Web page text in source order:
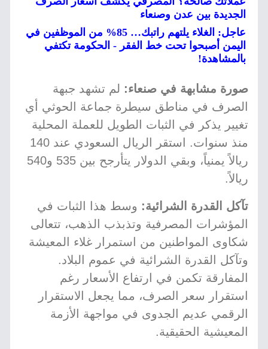
الجديدة بين عدن وصنعاء
عاجل: الغلاء يلتهم راتبك… 85% من الموظفين في
اليمن أصبحوا تحت خط الفقر - الحكومة تكتفي
بالمشاهدة!
صورة مشابهة في صنعاء: لم تشهد جبهة
الصرف في مناطق سيطرة جماعة الحوثي أي
تغيير يذكر في الثبات الطويل للعملة المحلية
منذ سنوات. استقر الريال السعودي عند 140
ريالاً يمنياً، وبقي الدولار يتأرجح بين 535 و540
ريالاً.
تآكل القدرة الشرائية: وسط هذا الثبات في
المؤشرات المصرفية وتذبذب الذهب، تتعالى
شكاوى المواطنين من استمرار غلاء المعيشة
وتآكل القدرة الشرائية في عموم البلاد.
المفارقة تكمن في ارتفاع الأسعار رغم
استقرار سعر الصرف، مما يجعل الاستقرار
الرقمي عديم الجدوى في مواجهة الأزمة
المعيشية الحقيقية.